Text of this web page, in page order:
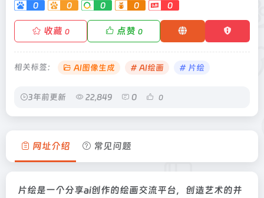
0 0 0 0 0
收藏 0 点赞 0
相关标签： AI图像生成 # AI绘画 # 片绘
3年前更新 22,849 0 0
网址介绍 常见问题
片绘是一个分享ai创作的绘画交流平台，创造艺术的并